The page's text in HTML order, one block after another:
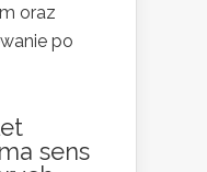
oraz
po
sens